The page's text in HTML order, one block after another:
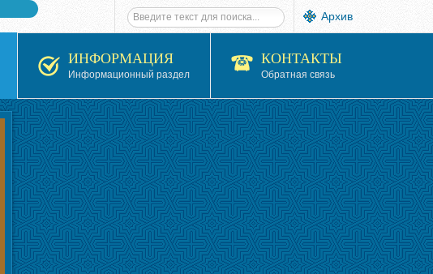
Архив
ИНФОРМАЦИЯ
Информационный раздел
КОНТАКТЫ
Обратная связь